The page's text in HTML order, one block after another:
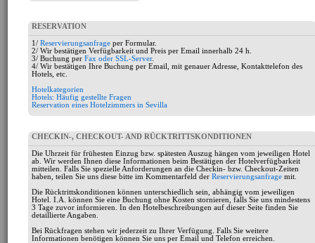
RESERVATION
1/ Reservierungsanfrageper Formular.
2/ Wir bestätigen Verfügbarkeit und Preis per Email innerhalb 24 h.
3/ Buchung per Fax oder SSL-Server.
4/ Wir bestätigen Ihre Buchung per Email, mit genauer Adresse, Kontakttelefon des
Hotels, etc.
Hotelkategorien
Hotels: Häufig gestellte Fragen
Reservation eines Hotelzimmers in Sevilla
CHECKIN-, CHECKOUT- AND RÜCKTRITTSKONDITIONEN
Die Uhrzeit für frühesten Einzug bzw. spätesten Auszug hängen vom jeweiligen Hotel
ab. Wir werden Ihnen diese Informationen beim Bestätigen der Hotelverfügbarkeit
mitteilen. Falls Sie spezielle Anforderungen an die Checkin- bzw. Checkout-Zeiten
haben, teilen Sie uns diese bitte im Kommentarfeld der Reservierungsanfragemit.
Die Rücktrittskonditionen können unterschiedlich sein, abhängig vom jeweiligen
Hotel. I.A. können Sie eine Buchung ohne Kosten stornieren, falls Sie uns mindestens
3 Tage zuvor informieren. In den Hotelbeschreibungen auf dieser Seite finden Sie
detaillierte Angaben.
Bei Rückfragen stehen wir jederzeit zu Ihrer Verfügung. Falls Sie weitere
Informationen benötigen können Sie uns per Email und Telefon erreichen.